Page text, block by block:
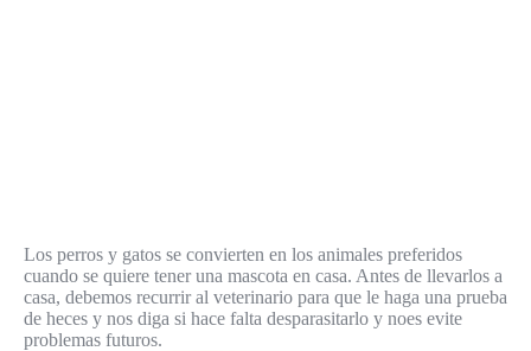
Los perros y gatos se convierten en los animales preferidos
cuando se quiere tener una mascota en casa. Antes de llevarlos a
casa, debemos recurrir al veterinario para que le haga una prueba
de heces y nos diga si hace falta desparasitarlo y noes evite
problemas futuros.